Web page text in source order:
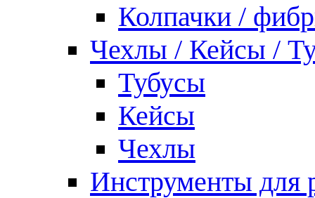
Колпачки /
Чехлы / Кейсы /
Тубусы
Кейсы
Чехлы
Инструменты для